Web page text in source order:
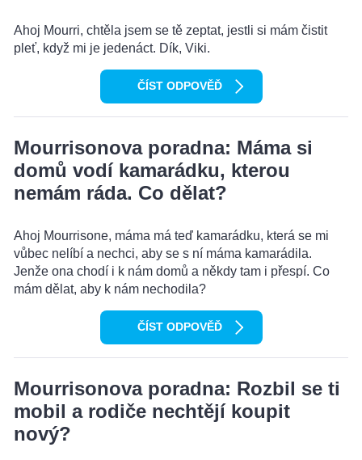
Ahoj Mourri, chtěla jsem se tě zeptat, jestli si mám čistit
pleť, když mi je jedenáct. Dík, Viki.
ČÍST ODPOVĚĎ
Mourrisonova poradna: Máma si
domů vodí kamarádku, kterou
nemám ráda. Co dělat?
Ahoj Mourrisone, máma má teď kamarádku, která se mi
vůbec nelíbí a nechci, aby se s ní máma kamarádila.
Jenže ona chodí i k nám domů a někdy tam i přespí. Co
mám dělat, aby k nám nechodila?
ČÍST ODPOVĚĎ
Mourrisonova poradna: Rozbil se ti
mobil a rodiče nechtějí koupit
nový?